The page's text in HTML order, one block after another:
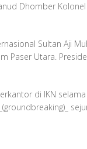
Dhomber
Sultan Aji
Paser Utara.
di IKN